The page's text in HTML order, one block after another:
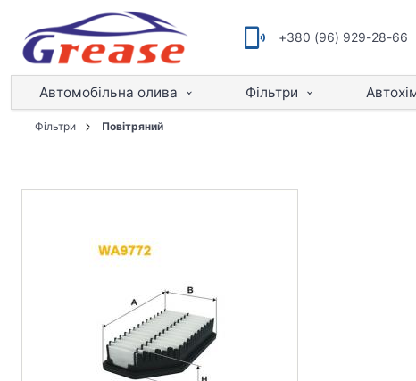
+380 (96) 929-28-66
Автомобільна олива Фільтри
Фільтри Повітряний